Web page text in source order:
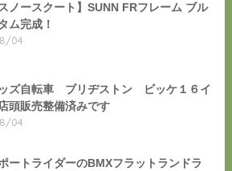
スノースクート】SUNN FRフレーム ブル
ム完成！
04
ズ自転車 ブリヂストン ビッケ１６イ
頭販売整備済みです
04
ートライダーのBMXフラットランドラ